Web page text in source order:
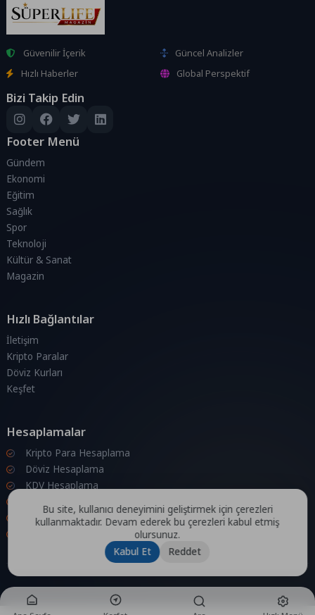
Güvenilir İçerik
Güncel Analizler
Hızlı Haberler
Global Perspektif
Bizi Takip Edin
Footer Menü
Gündem
Ekonomi
Eğitim
Sağlık
Spor
Teknoloji
Kültür & Sanat
Magazin
Hızlı Bağlantılar
İletişim
Kripto Paralar
Döviz Kurları
Keşfet
Hesaplamalar
Kripto Para Hesaplama
Döviz Hesaplama
KDV Hesaplama
Zam Hesaplama
Bu site, kullanıcı deneyimini geliştirmek için çerezleri
kullanmaktadır. Devam ederek bu çerezleri kabul etmiş
olursunuz.
Kabul Et
Reddet